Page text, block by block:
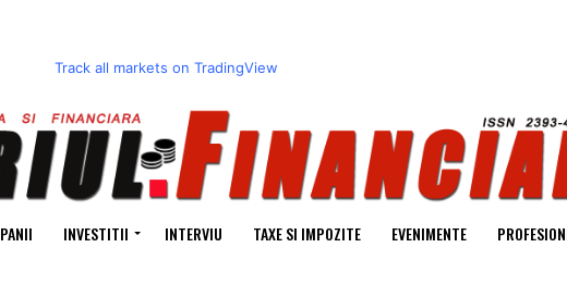
Track all markets on TradingView
INVESTITII INTERVIU TAXE SI IMPOZITE EVENIMENTE